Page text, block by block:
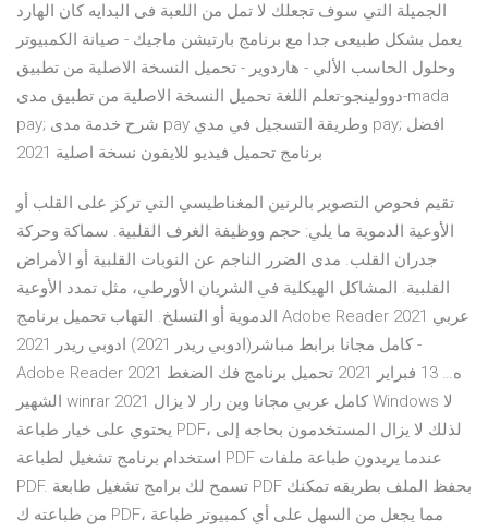
الجميلة التي سوف تجعلك لا تمل من اللعبة فى البدايه كان الهارد
يعمل بشكل طبيعى جدا مع برنامج بارتيشن ماجيك - صيانة الكمبيوتر
وحلول الحاسب الألي - هاردوير - تحميل النسخة الاصلية من تطبيق
دوولينجو-تعلم اللغة تحميل النسخة الاصلية من تطبيق مدى-mada
pay; شرح خدمة مدى pay وطريقة التسجيل في مدي pay; افضل
برنامج تحميل فيديو للايفون نسخة اصلية 2021
تقيم فحوص التصوير بالرنين المغناطيسي التي تركز على القلب أو
الأوعية الدموية ما يلي: حجم ووظيفة الغرف القلبية. سماكة وحركة
جدران القلب. مدى الضرر الناجم عن النوبات القلبية أو الأمراض
القلبية. المشاكل الهيكلية في الشريان الأورطي، مثل تمدد الأوعية
الدموية أو التسلخ. التهاب تحميل برنامج Adobe Reader 2021 عربي
كامل مجانا برابط مباشر(ادوبي ريدر 2021) ادوبي ريدر 2021 -
Adobe Reader 2021 ه… 13 فبراير 2021 تحميل برنامج فك الضغط
الشهير winrar 2021 كامل عربي مجانا وين رار لا يزال Windows لا
يحتوي على خيار طباعة PDF، لذلك لا يزال المستخدمون بحاجه إلى
استخدام برنامج تشغيل لطباعة PDF عندما يريدون طباعة ملفات
PDF. تسمح لك برامج تشغيل طابعة PDF بحفظ الملف بطريقه تمكنك
من طباعته ك PDF، مما يجعل من السهل على أي كمبيوتر طباعة